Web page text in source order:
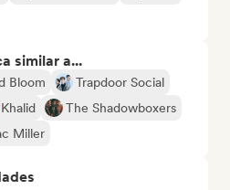
similar a...
Bloom
Trapdoor Social
Khalid
The Shadowboxers
Miller